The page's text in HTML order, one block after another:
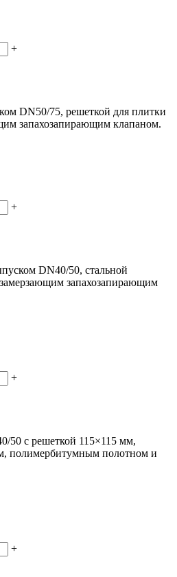
+
DN50/75, решеткой для плитки
запахозапирающим клапаном.
+
DN40/50, стальной
запахозапирающим
+
50 с решеткой 115×115 мм,
полимербитумным полотном и
+